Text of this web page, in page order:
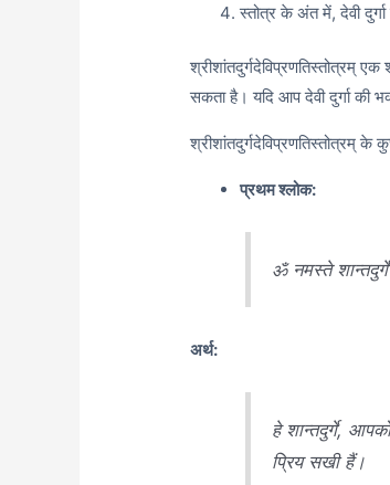
स्तोत्र के अंत में, देवी
श्रीशांतदुर्गदेविप्रणतिस्तोत्रम्
सकता है। यदि आप देवी दुर्गा की
श्रीशांतदुर्गदेविप्रणतिस्तोत्रम्
प्रथम श्लोक:
ॐ नमस्ते
अर्थ:
हे शान्तदुर्गे,
प्रिय सखी हैं।